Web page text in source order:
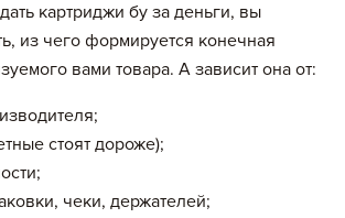
картриджи бу за деньги, вы
из чего формируется конечная
вами товара. А зависит она от:
стоят дороже);
чеки, держателей;